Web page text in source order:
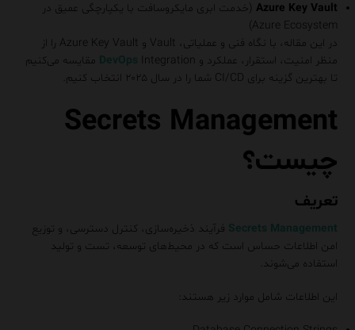
Azure Key Vault (خدمت ابری مایکروسافت با یکپارچگی عمیق در
Azure Ecosystem)
در این مقاله، با نگاه فنی و عملیاتی، Vault و Azure Key Vault را از
منظر امنیت، استقرار، عملکرد و
DevOps Integration مقایسه می‌کنیم
تا بهترین گزینه برای CI/CD شما را در سال ۲۰۲۵ انتخاب کنیم.
Secrets Management
چیست؟
تعریف
Secrets Management فرآیند ذخیره‌سازی، کنترل دسترسی، و توزیع
امن اطلاعات حساس است که در محیط‌های توسعه، تست و تولید
استفاده می‌شوند.
این اطلاعات شامل موارد زیر هستند: